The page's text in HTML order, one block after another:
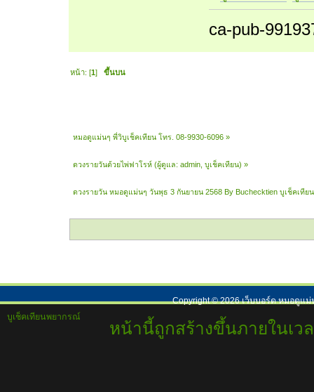
ca-pub-
หน้า: [1]ขึ้นบน
หมอดูแม่นๆ พี่วิบูเช็คเทียน โทร. 08-9930-6096 »
ดวงรายวันด้วยไพ่ฟาโรห์ (ผู้ดูแล:admin ,บูเช็คเทียน) »
ดวงรายวัน หมอดูแม่นๆ วันพุธ 3 กันยายน 2568 By Buchecktien บูเช็คเทีย
Copyright ©2026เว็บบอร์ด หมอดูแม่
บูเช็คเทียนพยากรณ์
หน้านี้ถูกสร้างขึ้นภายในเว